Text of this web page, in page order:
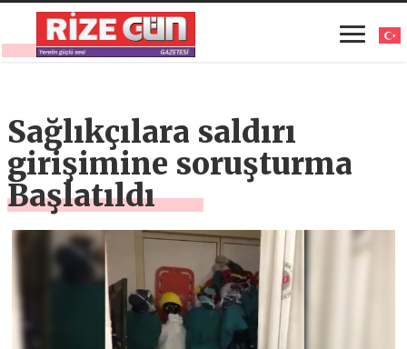
Sağlıkçılara saldırı
girişimine soruşturma
Başlatıldı